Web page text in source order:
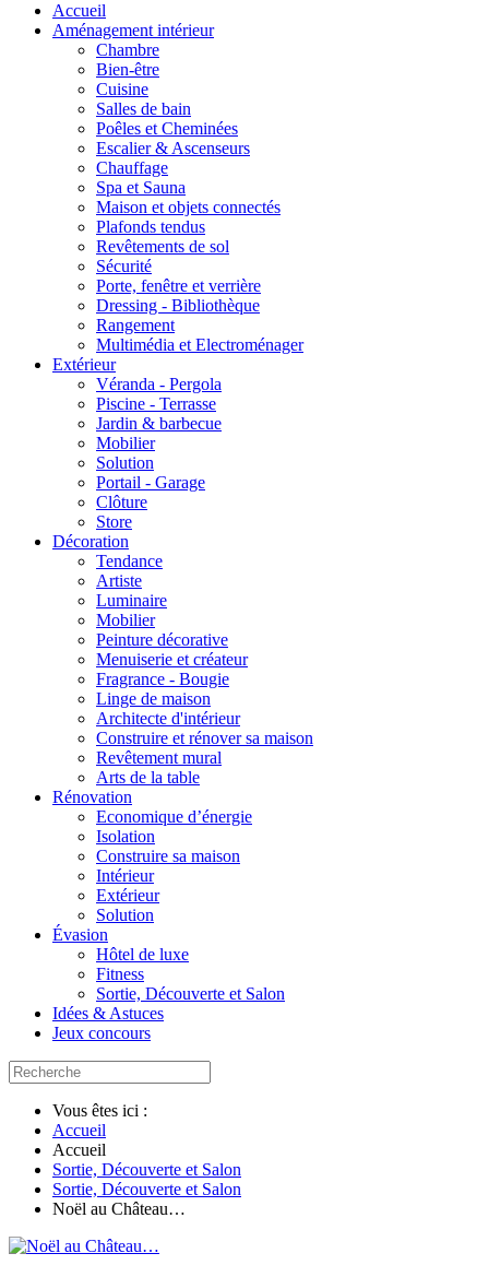
Accueil
Aménagement intérieur
Chambre
Bien-être
Cuisine
Salles de bain
Poêles et Cheminées
Escalier & Ascenseurs
Chauffage
Spa et Sauna
Maison et objets connectés
Plafonds tendus
Revêtements de sol
Sécurité
Porte, fenêtre et verrière
Dressing - Bibliothèque
Rangement
Multimédia et Electroménager
Extérieur
Véranda - Pergola
Piscine - Terrasse
Jardin & barbecue
Mobilier
Solution
Portail - Garage
Clôture
Store
Décoration
Tendance
Artiste
Luminaire
Mobilier
Peinture décorative
Menuiserie et créateur
Fragrance - Bougie
Linge de maison
Architecte d'intérieur
Construire et rénover sa maison
Revêtement mural
Arts de la table
Rénovation
Economique d’énergie
Isolation
Construire sa maison
Intérieur
Extérieur
Solution
Évasion
Hôtel de luxe
Fitness
Sortie, Découverte et Salon
Idées & Astuces
Jeux concours
Vous êtes ici :
Accueil
Accueil
Sortie, Découverte et Salon
Sortie, Découverte et Salon
Noël au Château…